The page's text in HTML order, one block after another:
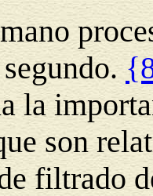
la
son
filtrado